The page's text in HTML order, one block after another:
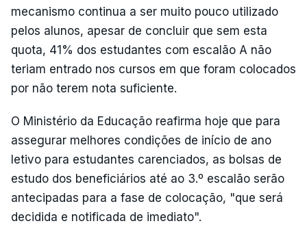
mecanismo continua a ser muito pouco utilizado
pelos alunos, apesar de concluir que sem esta
quota, 41% dos estudantes com escalão A não
teriam entrado nos cursos em que foram colocados
por não terem nota suficiente.
O Ministério da Educação reafirma hoje que para
assegurar melhores condições de início de ano
letivo para estudantes carenciados, as bolsas de
estudo dos beneficiários até ao 3.º escalão serão
antecipadas para a fase de colocação, "que será
decidida e notificada de imediato".